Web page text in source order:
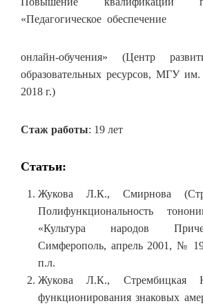
«Педагогическое обеспечение
онлайн-обучения» (Центр
образовательных ресурсов, МГУ
2018 г.)
Стаж работы: 19 лет
Статьи:
Жукова Л.К., Смирнова
Полифункциональность
«Культура народов
Симферополь, апрель 2001, №
п.л.
Жукова Л.К., Стрембицкая
функционирования знаковых